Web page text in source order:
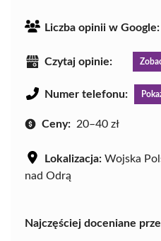
Liczba opinii w Google:
Czytaj opinie:
Numer telefonu:
Ceny: 20–40 zł
Lokalizacja: Wojska
nad Odrą
Najczęściej doceniane